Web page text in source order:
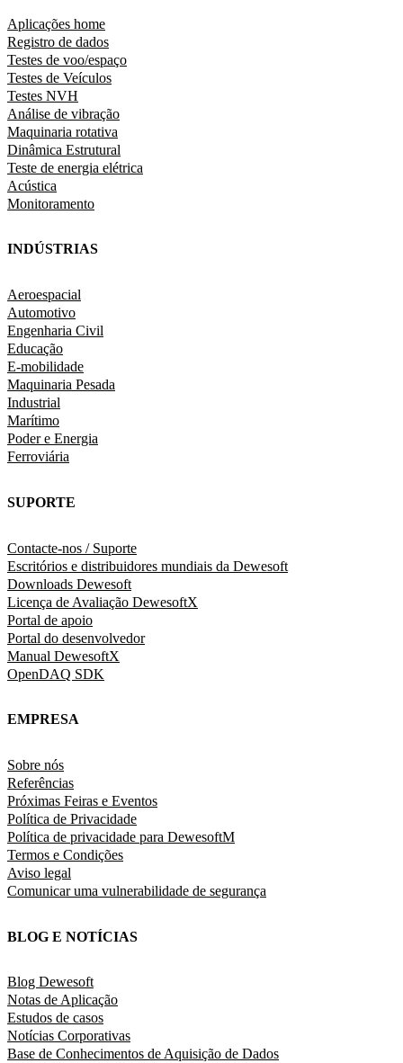
Aplicações home
Registro de dados
Testes de voo/espaço
Testes de Veículos
Testes NVH
Análise de vibração
Maquinaria rotativa
Dinâmica Estrutural
Teste de energia elétrica
Acústica
Monitoramento
INDÚSTRIAS
Aeroespacial
Automotivo
Engenharia Civil
Educação
E-mobilidade
Maquinaria Pesada
Industrial
Marítimo
Poder e Energia
Ferroviária
SUPORTE
Contacte-nos / Suporte
Escritórios e distribuidores mundiais da Dewesoft
Downloads Dewesoft
Licença de Avaliação DewesoftX
Portal de apoio
Portal do desenvolvedor
Manual DewesoftX
OpenDAQ SDK
EMPRESA
Sobre nós
Referências
Próximas Feiras e Eventos
Política de Privacidade
Política de privacidade para DewesoftM
Termos e Condições
Aviso legal
Comunicar uma vulnerabilidade de segurança
BLOG E NOTÍCIAS
Blog Dewesoft
Notas de Aplicação
Estudos de casos
Notícias Corporativas
Base de Conhecimentos de Aquisição de Dados